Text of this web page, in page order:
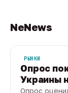
NeNews
РЫНКИ
Опрос
Украины
Опрос